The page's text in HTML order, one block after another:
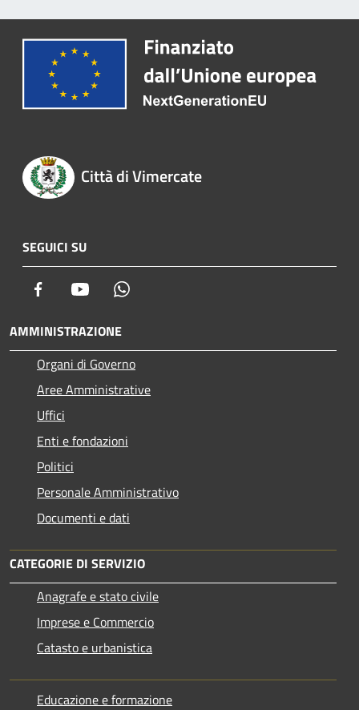
Città di Vimercate
SEGUICI SU
Facebook Youtube
AMMINISTRAZIONE
Organi di Governo
Aree Amministrative
Uffici
Enti e fondazioni
Politici
Personale Amministrativo
Documenti e dati
CATEGORIE DI SERVIZIO
Anagrafe e stato civile
Imprese e Commercio
Catasto e urbanistica
Educazione e formazione